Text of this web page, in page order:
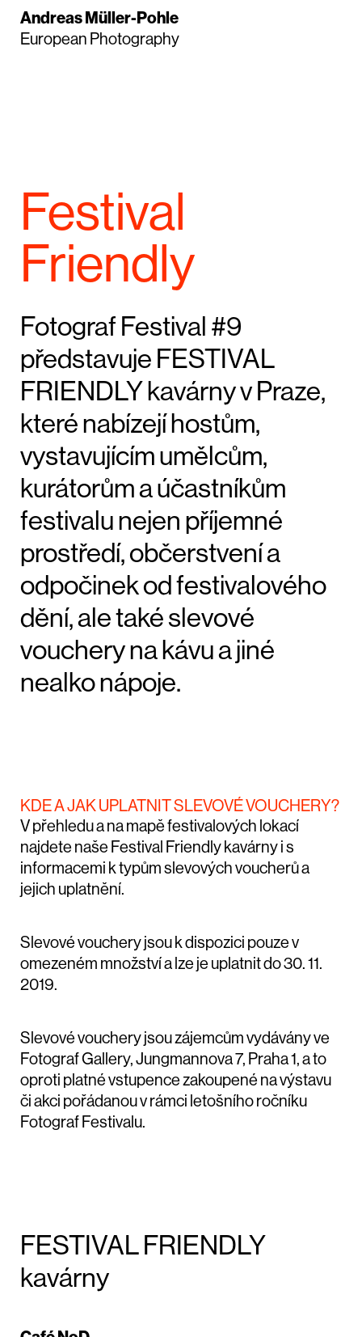
Andreas Müller-Pohle
European Photography
Festival
Friendly
Fotograf Festival #9
představuje FESTIVAL
FRIENDLY kavárny v Praze,
které nabízejí hostům,
vystavujícím umělcům,
kurátorům a účastníkům
festivalu nejen příjemné
prostředí, občerstvení a
odpočinek od festivalového
dění, ale také slevové
vouchery na kávu a jiné
nealko nápoje.
KDE A JAK UPLATNIT SLEVOVÉ VOUCHERY?
V přehledu a na mapě festivalových lokací
najdete naše Festival Friendly kavárny i s
informacemi k typům slevových voucherů a
jejich uplatnění.
Slevové vouchery jsou k dispozici pouze v
omezeném množství a lze je uplatnit do 30. 11.
2019.
Slevové vouchery jsou zájemcům vydávány ve
Fotograf Gallery, Jungmannova 7, Praha 1, a to
oproti platné vstupence zakoupené na výstavu
či akci pořádanou v rámci letošního ročníku
Fotograf Festivalu.
FESTIVAL FRIENDLY
kavárny